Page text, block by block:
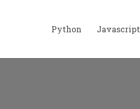
Python Javascript